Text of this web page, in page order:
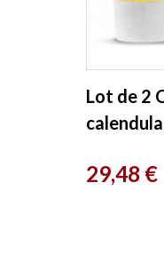
Lot de 2
Prix
29,48 €